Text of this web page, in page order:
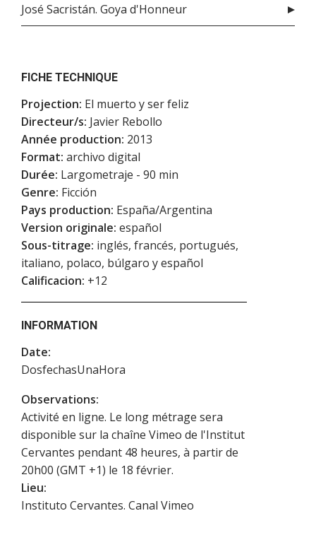
José Sacristán. Goya d'Honneur
FICHE TECHNIQUE
Projection: El muerto y ser feliz
Directeur/s: Javier Rebollo
Année production: 2013
Format: archivo digital
Durée: Largometraje - 90 min
Genre: Ficción
Pays production: España/Argentina
Version originale: español
Sous-titrage: inglés, francés, portugués,
italiano, polaco, búlgaro y español
Calificacion: +12
INFORMATION
Date:
DosfechasUnaHora
Observations:
Activité en ligne. Le long métrage sera
disponible sur la chaîne Vimeo de l'Institut
Cervantes pendant 48 heures, à partir de
20h00 (GMT +1) le 18 février.
Lieu:
Instituto Cervantes. Canal Vimeo